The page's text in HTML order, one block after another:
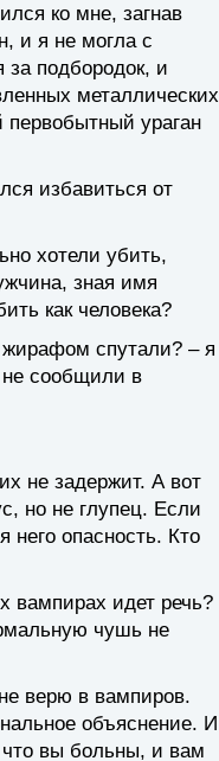
ко мне, загнав
и я не могла с
за подбородок, и
металлических
первобытный ураган
избавиться от
хотели убить,
зная имя
как человека?
спутали? – я
не сообщили в
не задержит. А вот
но не глупец. Если
него опасность. Кто
вампирах идет речь?
чушь не
верю в вампиров.
объяснение. И
что вы больны, и вам